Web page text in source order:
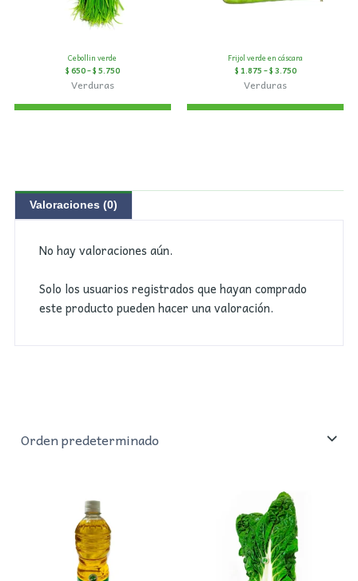
Cebollin verde
$ 650–$ 5.750
Verduras
Frijol verde en cáscara
$ 1.875 –$ 3.750
Verduras
Valoraciones (0)
No hay valoraciones aún.
Solo los usuarios registrados que hayan comprado
este producto pueden hacer una valoración.